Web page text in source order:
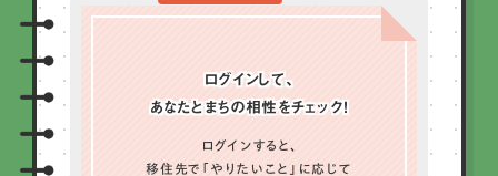
ログインして、
あなたとまちの相性をチェック！
ログインすると、
移住先で「やりたいこと」に応じて